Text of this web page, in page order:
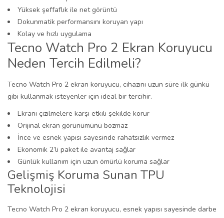
Yüksek şeffaflık ile net görüntü
Dokunmatik performansını koruyan yapı
Kolay ve hızlı uygulama
Tecno Watch Pro 2 Ekran Koruyucu
Neden Tercih Edilmeli?
Tecno Watch Pro 2 ekran koruyucu, cihazını uzun süre ilk günkü
gibi kullanmak isteyenler için ideal bir tercihir.
Ekranı çizilmelere karşı etkili şekilde korur
Orijinal ekran görünümünü bozmaz
İnce ve esnek yapısı sayesinde rahatsızlık vermez
Ekonomik 2’li paket ile avantaj sağlar
Günlük kullanım için uzun ömürlü koruma sağlar
Gelişmiş Koruma Sunan TPU
Teknolojisi
Tecno Watch Pro 2 ekran koruyucu, esnek yapısı sayesinde darbe